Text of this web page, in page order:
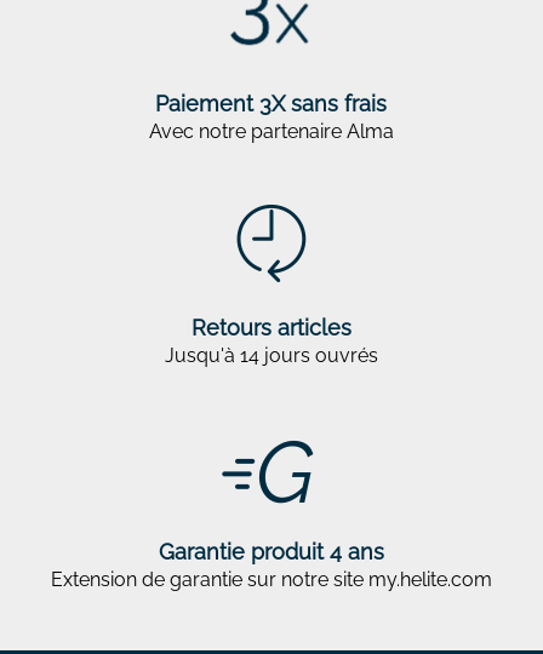
Paiement 3X sans frais
Avec notre partenaire Alma
Retours articles
Jusqu'à 14 jours ouvrés
Garantie produit 4 ans
Extension de garantie sur notre site my.helite.com